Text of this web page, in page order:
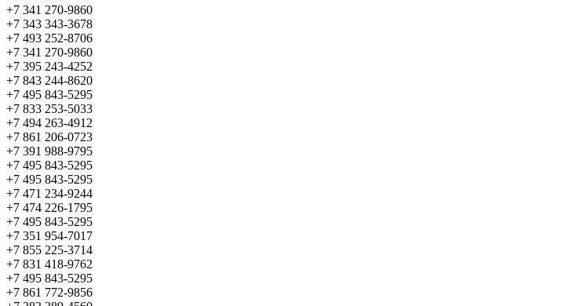
+7 341 270-9860
+7 343 343-3678
+7 493 252-8706
+7 341 270-9860
+7 395 243-4252
+7 843 244-8620
+7 495 843-5295
+7 833 253-5033
+7 494 263-4912
+7 861 206-0723
+7 391 988-9795
+7 495 843-5295
+7 495 843-5295
+7 471 234-9244
+7 474 226-1795
+7 495 843-5295
+7 351 954-7017
+7 855 225-3714
+7 831 418-9762
+7 495 843-5295
+7 861 772-9856